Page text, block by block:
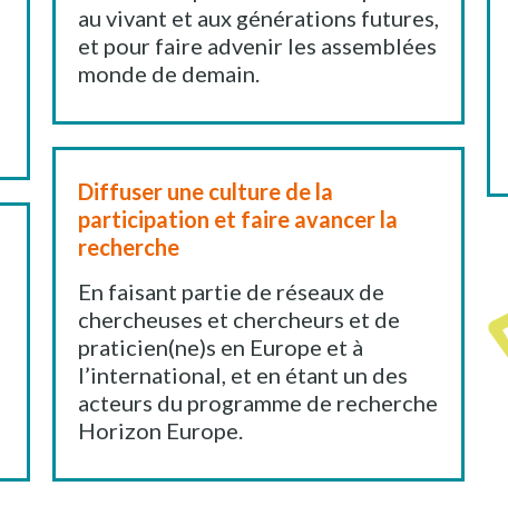
au vivant et aux générations futures,
et pour faire advenir les assemblées
monde de demain.
Diffuser une culture de la
participation et faire avancer la
recherche
En faisant partie de réseaux de
chercheuses et chercheurs et de
praticien(ne)s en Europe et à
l’international, et en étant un des
acteurs du programme de recherche
Horizon Europe.